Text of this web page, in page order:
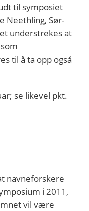
til symposiet
Neethling, Sør-
understrekes at
til å ta opp også
se likevel pkt.
navneforskere
i 2011,
vil være